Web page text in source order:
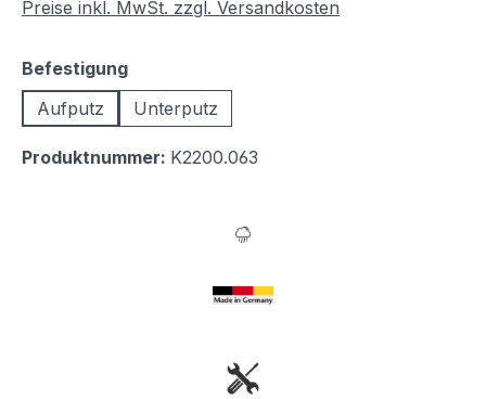
Preise inkl. MwSt. zzgl. Versandkosten
Befestigungauswählen
Aufputz
Unterputz
Produktnummer: K2200.063